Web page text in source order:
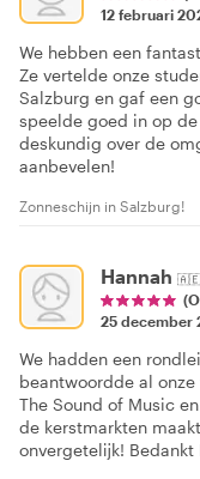
12 februari
We hebben een
Ze vertelde onze
Salzburg en gaf een
speelde goed in op
deskundig over de
aanbevelen!
Zonneschijn in Salzburg!
Hannah 🇦🇪
25 december
We hadden een
beantwoordde al
The Sound of Music
de kerstmarkten
onvergetelijk!